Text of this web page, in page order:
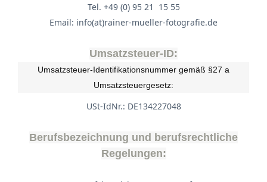
Tel. +49 (0) 95 21 15 55
Email: info(at)rainer-mueller-fotografie.de
Umsatzsteuer-ID:
Umsatzsteuer-Identifikationsnummer gemäß §27 a
Umsatzsteuergesetz:
USt-IdNr.: DE134227048
Berufsbezeichnung und berufsrechtliche
Regelungen: